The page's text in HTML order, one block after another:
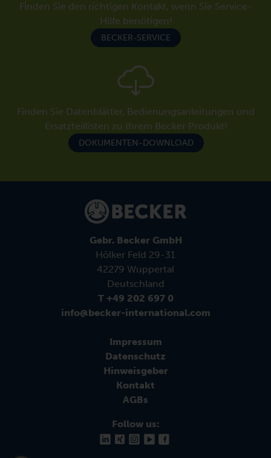
Finden Sie den richtigen Kontakt, wenn Sie Service-
Hilfe benötigen!
BECKER-SERVICE
Finden Sie Datenblätter, Bedienungsanleitungen und
Ersatzteillisten zu Ihrem Becker Produkt!
DOKUMENTEN-DOWNLOAD
Gebr. Becker GmbH
Hölker Feld 29-31
42279 Wuppertal
Deutschland
T +49 202 697 0
info@becker-international.com
Impressum
Datenschutz
Hinweisgeber
Kontakt
AGBs
Follow us: